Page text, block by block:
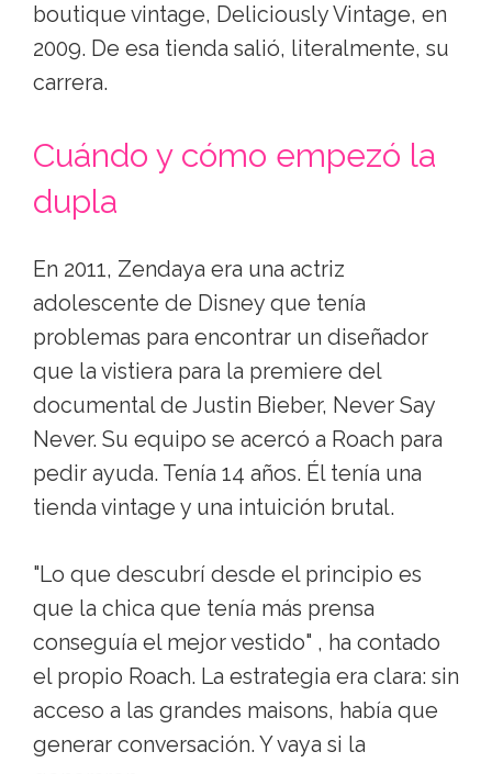
boutique vintage, Deliciously Vintage, en
2009. De esa tienda salió, literalmente, su
carrera.
Cuándo y cómo empezó la
dupla
En 2011, Zendaya era una actriz
adolescente de Disney que tenía
problemas para encontrar un diseñador
que la vistiera para la premiere del
documental de Justin Bieber, Never Say
Never. Su equipo se acercó a Roach para
pedir ayuda. Tenía 14 años. Él tenía una
tienda vintage y una intuición brutal.
"Lo que descubrí desde el principio es
que la chica que tenía más prensa
conseguía el mejor vestido" , ha contado
el propio Roach. La estrategia era clara: sin
acceso a las grandes maisons, había que
generar conversación. Y vaya si la